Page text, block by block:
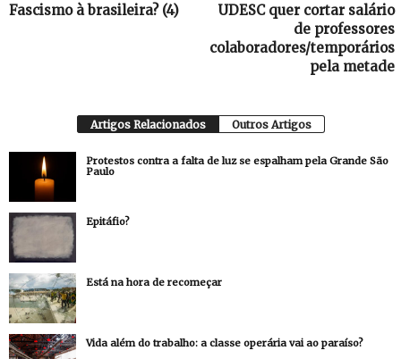
Fascismo à brasileira? (4)
UDESC quer cortar salário
de professores
colaboradores/temporários
pela metade
Artigos Relacionados Outros Artigos
Protestos contra a falta de luz se espalham pela Grande São
Paulo
Epitáfio?
Está na hora de recomeçar
Vida além do trabalho: a classe operária vai ao paraíso?